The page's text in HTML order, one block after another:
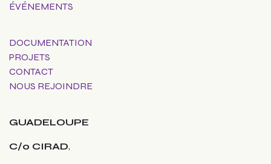
ÉVÉNEMENTS
DOCUMENTATION
PROJETS
CONTACT
NOUS REJOINDRE
GUADELOUPE
C/o CIRAD,